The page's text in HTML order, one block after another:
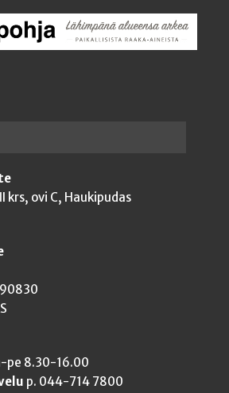
krs, ovi C, Haukipudas
pe 8.30-16.00
p. 044-714 7800